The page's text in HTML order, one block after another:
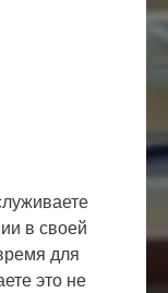
в своей
для
это не